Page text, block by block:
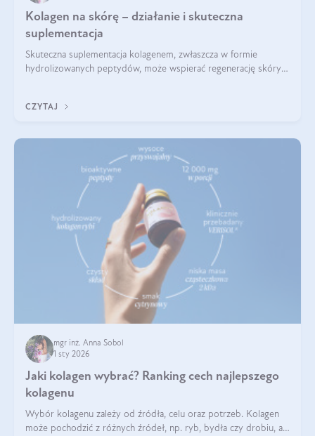
Kolagen na skórę – działanie i skuteczna
suplementacja
Skuteczna suplementacja kolagenem, zwłaszcza w formie
hydrolizowanych peptydów, może wspierać regenerację skóry i
CZYTAJ
mgr inż. Anna Sobol
1 sty 2026
Jaki kolagen wybrać? Ranking cech najlepszego
kolagenu
Wybór kolagenu zależy od źródła, celu oraz potrzeb. Kolagen
może pochodzić z różnych źródeł, np. ryb, bydła czy drobiu, a